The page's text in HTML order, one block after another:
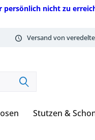
nicht zu
Versand von
Stutzen &